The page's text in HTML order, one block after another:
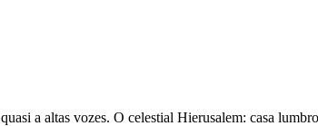
a altas vozes. O celestial Hierusalem: casa